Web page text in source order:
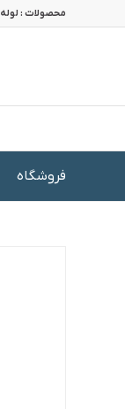
محصولات :
فروشگاه